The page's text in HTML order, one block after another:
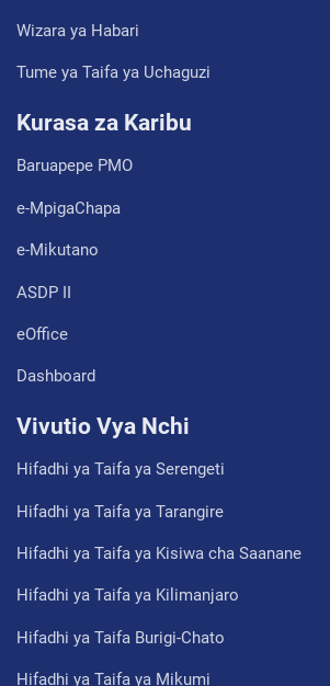
Wizara ya Habari
Tume ya Taifa ya Uchaguzi
Kurasa za Karibu
Baruapepe PMO
e-MpigaChapa
e-Mikutano
ASDP II
eOffice
Dashboard
Vivutio Vya Nchi
Hifadhi ya Taifa ya Serengeti
Hifadhi ya Taifa ya Tarangire
Hifadhi ya Taifa ya Kisiwa cha Saanane
Hifadhi ya Taifa ya Kilimanjaro
Hifadhi ya Taifa Burigi-Chato
Hifadhi ya Taifa ya Mikumi